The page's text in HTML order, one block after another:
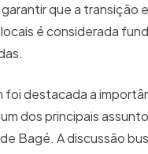
que a
é considerada
foi destacada a
dos principais
Bagé. A discussão